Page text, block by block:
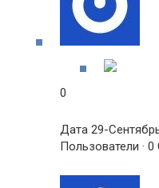
0
Дата 29-
Пользователи ·